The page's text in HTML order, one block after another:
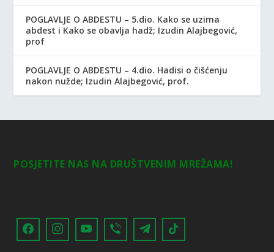
POGLAVLJE O ABDESTU – 5.dio. Kako se uzima
abdest i Kako se obavlja hadž; Izudin Alajbegović,
prof
POGLAVLJE O ABDESTU – 4.dio. Hadisi o čišćenju
nakon nužde; Izudin Alajbegović, prof.
POSJETITE NAS NA DRUŠTVENIM MREŽAMA!